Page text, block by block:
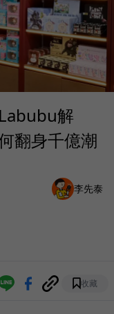
解
翻身千億潮
李先泰
收藏